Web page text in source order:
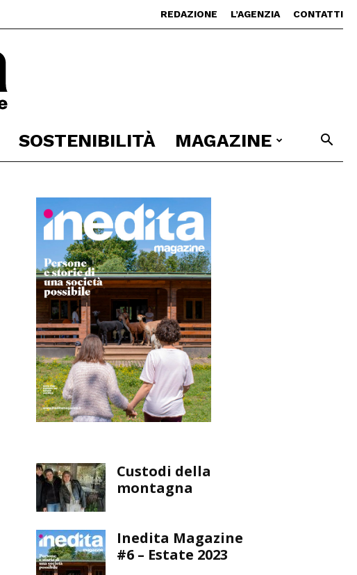
REDAZIONE L’AGENZIA CONTATTI
SOSTENIBILITÀ MAGAZINE
Custodi della
montagna
Inedita Magazine
#6 – Estate 2023